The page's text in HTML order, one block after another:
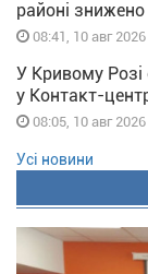
районі
08:41, 10 авг 2026
У Кривому
у Контакт-
08:05, 10 авг 2026
Усі новини